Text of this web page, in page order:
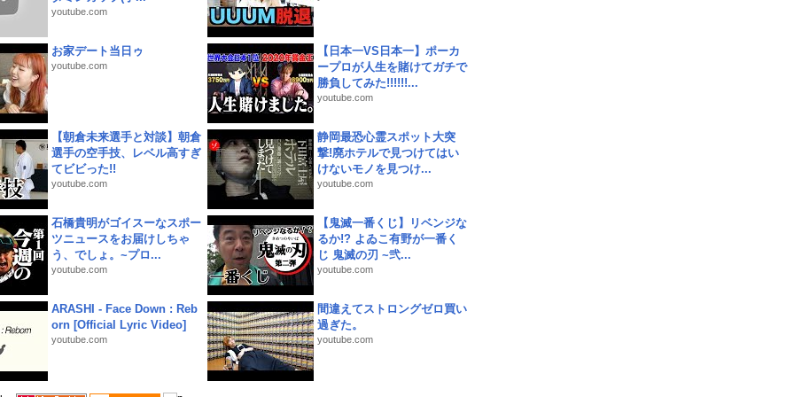
youtube.com
お家デート当日ゥ
youtube.com
【日本一VS日本一】ポーカ
ープロが人生を賭けてガチで
勝負してみた!!!!!!...
youtube.com
【朝倉未来選手と対談】朝倉
選手の空手技、レベル高すぎ
てビビった!!
youtube.com
静岡最恐心霊スポット大突
撃!廃ホテルで見つけてはい
けないモノを見つけ...
youtube.com
石橋貴明がゴイスーなスポー
ツニュースをお届けしちゃ
う、でしょ。~プロ...
youtube.com
【鬼滅一番くじ】リベンジな
るか!? よゐこ有野が一番く
じ 鬼滅の刃 ~弐...
youtube.com
ARASHI - Face Down : Reb
orn [Official Lyric Video]
youtube.com
間違えてストロングゼロ買い
過ぎた。
youtube.com